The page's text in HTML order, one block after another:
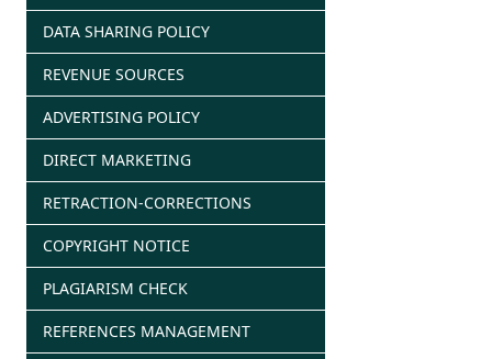
DATA SHARING POLICY
REVENUE SOURCES
ADVERTISING POLICY
DIRECT MARKETING
RETRACTION-CORRECTIONS
COPYRIGHT NOTICE
PLAGIARISM CHECK
REFERENCES MANAGEMENT